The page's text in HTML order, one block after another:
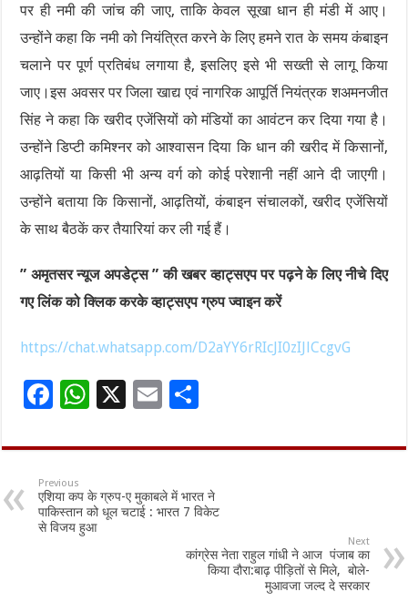
पर ही नमी की जांच की जाए, ताकि केवल सूखा धान ही मंडी में आए।
उन्होंने कहा कि नमी को नियंत्रित करने के लिए हमने रात के समय कंबाइन
चलाने पर पूर्ण प्रतिबंध लगाया है, इसलिए इसे भी सख्ती से लागू किया
जाए।इस अवसर पर जिला खाद्य एवं नागरिक आपूर्ति नियंत्रक शअमनजीत
सिंह ने कहा कि खरीद एजेंसियों को मंडियों का आवंटन कर दिया गया है।
उन्होंने डिप्टी कमिश्नर को आश्वासन दिया कि धान की खरीद में किसानों,
आढ़तियों या किसी भी अन्य वर्ग को कोई परेशानी नहीं आने दी जाएगी।
उन्होंने बताया कि किसानों, आढ़तियों, कंबाइन संचालकों, खरीद एजेंसियों
के साथ बैठकें कर तैयारियां कर ली गई हैं।
” अमृतसर न्यूज अपडेट्स ” की खबर व्हाट्सएप पर पढ़ने के लिए नीचे दिए
गए लिंक को क्लिक करके व्हाट्सएप ग्रुप ज्वाइन करें
https://chat.whatsapp.com/D2aYY6rRIcJI0zIJlCcgvG
F
e
b
o
o
W
at
sA
p
p
X
E
ai
l
ar
e
Previous
एशिया कप के ग्रुप-ए मुकाबले में भारत ने
पाकिस्तान को धूल चटाई : भारत 7 विकेट
से विजय हुआ
Next
कांग्रेस नेता राहुल गांधी ने आज पंजाब का
किया दौरा:बाढ़ पीड़ितों से मिले, बोले-
मुआवजा जल्द दे सरकार